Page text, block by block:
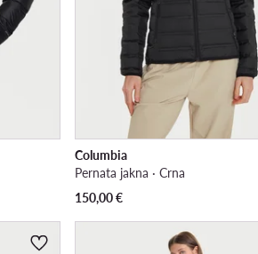
Columbia
Pernata jakna · Crna
150,00€